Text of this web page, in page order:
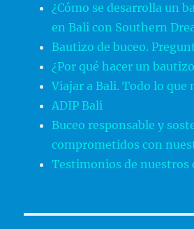
¿Cómo se desarrolla un
en Bali con Southern
Bautizo de buceo.
¿Por qué hacer un
Viajar a Bali. Todo lo que
ADIP Bali
Buceo responsable y
comprometidos con
Testimonios de nuestros